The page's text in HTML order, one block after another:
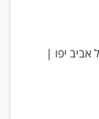
אביב יפו |